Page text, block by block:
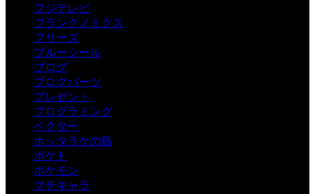
フジテレビ
フランクノミクス
フリーズ
ブルーシール
ブログ
ブログパーツ
プレゼント
プログラミング
ベクター
ホッタラケの島
ポケト
ポケモン
マチキャラ